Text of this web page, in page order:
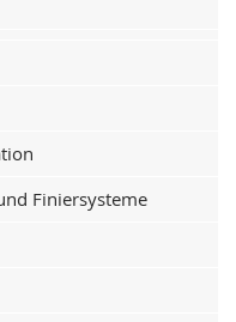
Finiersysteme